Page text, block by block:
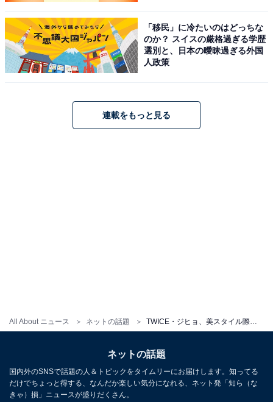
All About ニュース ネットの話題
「移民」に冷たいのはどっちな
のか？ スイスの厳格過ぎる学歴
選別と、日本の曖昧過ぎる外国
人政策
連載をもっと見る
ネットの話題
国内外のSNSで話題の人＆トピックをタイムリーにお届けします。知ってる
だけでちょっと得する、なんだか楽しい気分になれる、ネット発「知ら（な
きゃ）損」ニュースが盛りだくさん。